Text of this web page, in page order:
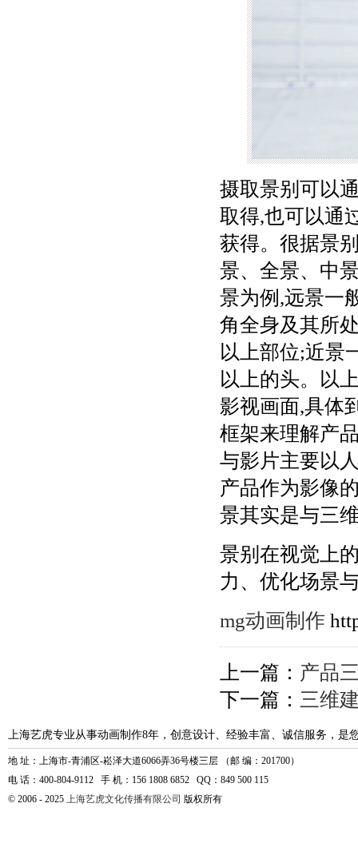
摄取景别可以
取得,也可以通
获得。很据景
景、全景、中
景为例,远景一
角全身及其所
以上部位;近景
以上的头。以
影视画面,具体
框架来理解产
与影片主要以
产品作为影像
景其实是与三
景别在视觉上
力、优化场景
mg动画制作
上一篇： 产品
下一篇： 三维
上海艺虎专业从事动画制作8年，创意设计、经验丰富、诚信服务，是
地 址：上海市-青浦区-崧泽大道6066弄36号楼三层 （邮 编：201700）
电 话：400-804-9112 手 机：156 1808 6852 QQ：849 500 115
© 2006 - 2025 上海艺虎文化传播有限公司 版权所有